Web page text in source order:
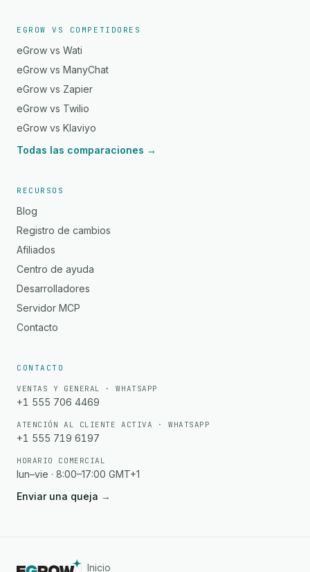
EGROW VS COMPETIDORES
eGrow vs Wati
eGrow vs ManyChat
eGrow vs Zapier
eGrow vs Twilio
eGrow vs Klaviyo
Todas las comparaciones →
RECURSOS
Blog
Registro de cambios
Afiliados
Centro de ayuda
Desarrolladores
Servidor MCP
Contacto
CONTACTO
VENTAS Y GENERAL · WHATSAPP
+1 555 706 4469
ATENCIÓN AL CLIENTE ACTIVA · WHATSAPP
+1 555 719 6197
HORARIO COMERCIAL
lun–vie · 8:00–17:00 GMT+1
Enviar una queja →
Inicio